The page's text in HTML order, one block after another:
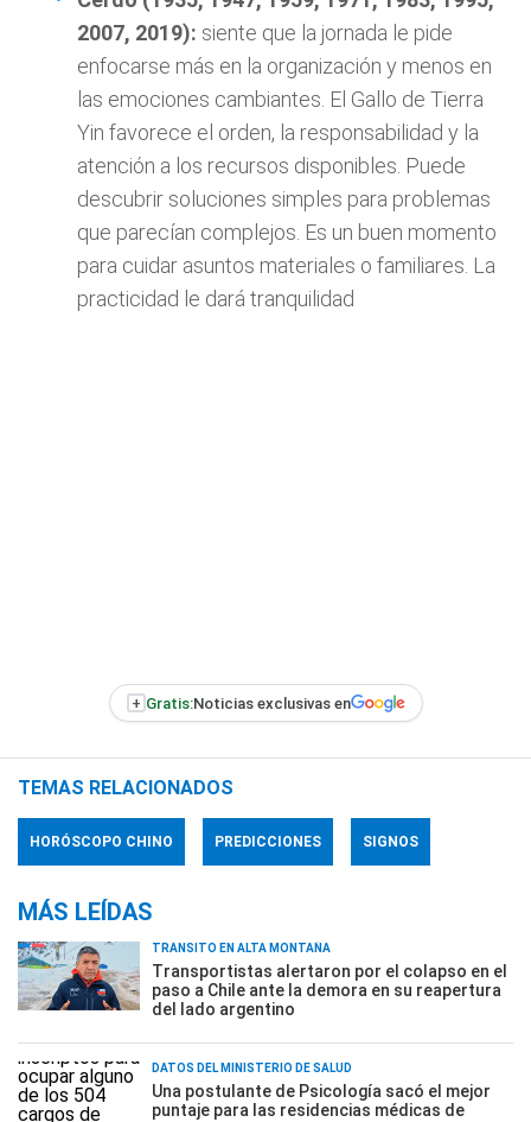
2007, 2019): siente que la jornada le pide
enfocarse más en la organización y menos en
las emociones cambiantes. El Gallo de Tierra
Yin favorece el orden, la responsabilidad y la
atención a los recursos disponibles. Puede
descubrir soluciones simples para problemas
que parecían complejos. Es un buen momento
para cuidar asuntos materiales o familiares. La
practicidad le dará tranquilidad
+ Gratis:Noticias exclusivas en
TEMAS RELACIONADOS
HORÓSCOPO CHINO PREDICCIONES SIGNOS
MÁS LEÍDAS
TRÁNSITO EN ALTA MONTAÑA
Transportistas alertaron por el colapso en el
paso a Chile ante la demora en su reapertura
del lado argentino
DATOS DEL MINISTERIO DE SALUD
Una postulante de Psicología sacó el mejor
puntaje para las residencias médicas de